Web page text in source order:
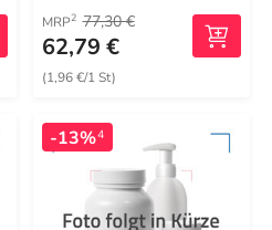
MRP2 77,30 €
62,79 €
(1,96 €/1 St)
-13%4